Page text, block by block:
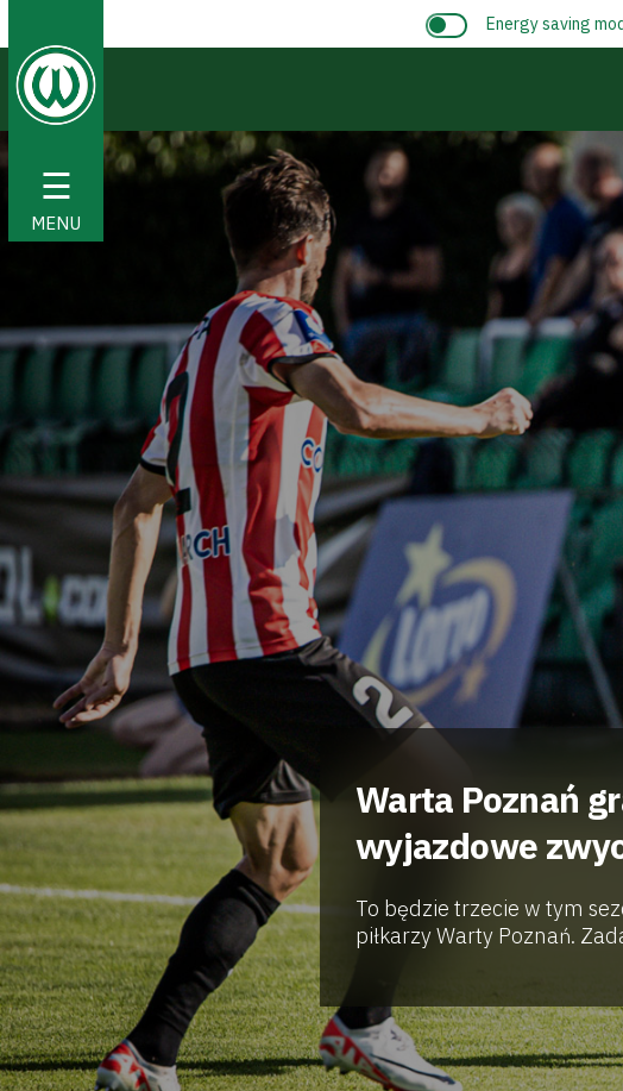
☰
MENU
Energy saving
Warta Poznań
wyjazdowe
To będzie trzecie w tym
piłkarzy Warty Poznań.